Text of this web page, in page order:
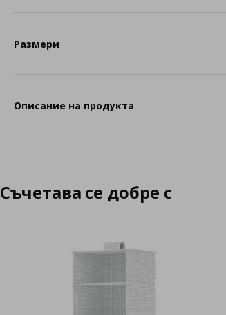
Размери
Описание на продукта
Съчетава се добре с